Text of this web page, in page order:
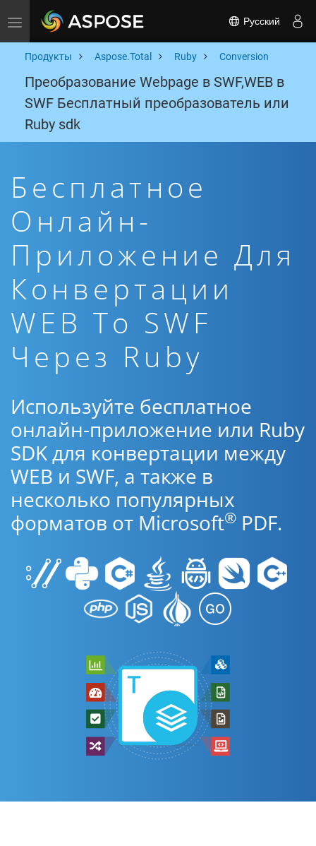
Toggle navigation Русский
Продукты Aspose.Total Ruby Conversion
Преобразование Webpage в SWF,WEB в
SWF Бесплатный преобразователь или
Ruby sdk
Бесплатное
Онлайн-
Приложение Для
Конвертации
WEB To SWF
Через Ruby
Используйте бесплатное
онлайн-приложение или Ruby
SDK для конвертации между
WEB и SWF, а также в
несколько популярных
форматов от Microsoft® PDF.